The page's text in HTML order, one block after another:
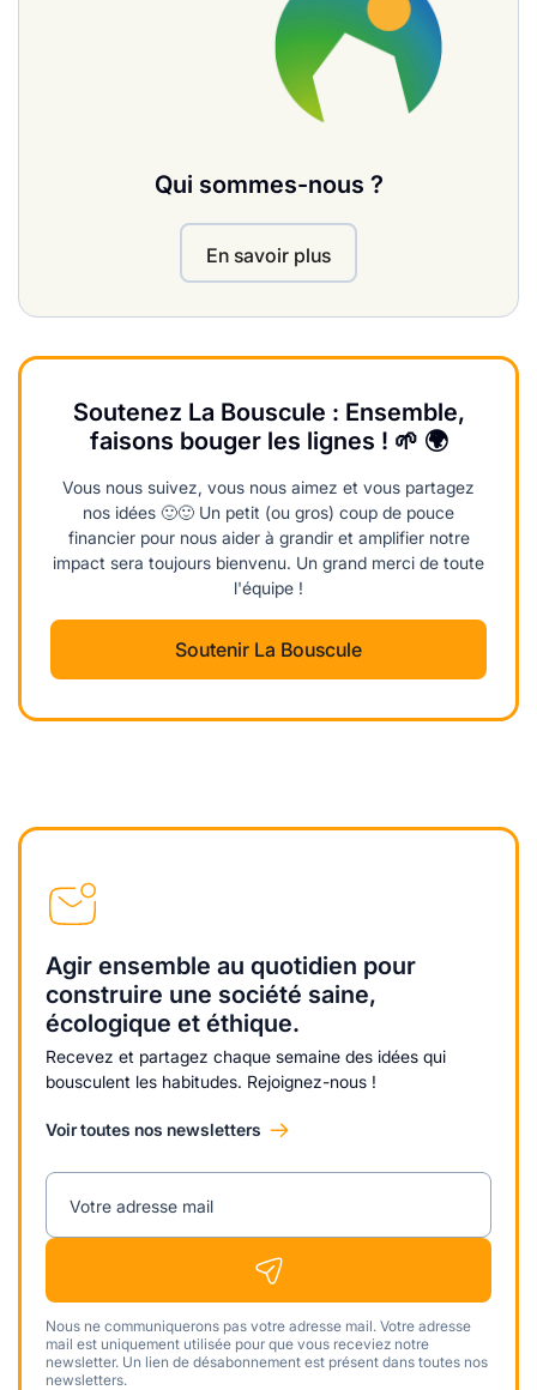
Qui sommes-nous ?
En savoir plus
Soutenez La Bouscule : Ensemble,
faisons bouger les lignes ! 🌱 🌍
Vous nous suivez, vous nous aimez et vous partagez
nos idées 🙂🙂 Un petit (ou gros) coup de pouce
financier pour nous aider à grandir et amplifier notre
impact sera toujours bienvenu. Un grand merci de toute
l'équipe !
Soutenir La Bouscule
Agir ensemble au quotidien pour
construire une société saine,
écologique et éthique.
Recevez et partagez chaque semaine des idées qui
bousculent les habitudes. Rejoignez-nous !
Voir toutes nos newsletters
Votre adresse mail
Nous ne communiquerons pas votre adresse mail. Votre adresse
mail est uniquement utilisée pour que vous receviez notre
newsletter. Un lien de désabonnement est présent dans toutes nos
newsletters.